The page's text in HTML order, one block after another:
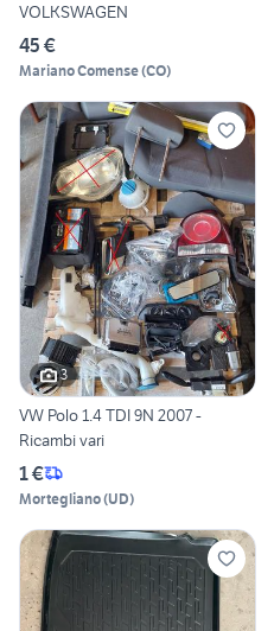
VOLKSWAGEN
45 €
Mariano Comense(CO)
3
VW Polo 1.4 TDI 9N 2007 -
Ricambi vari
1 €
Mortegliano(UD)